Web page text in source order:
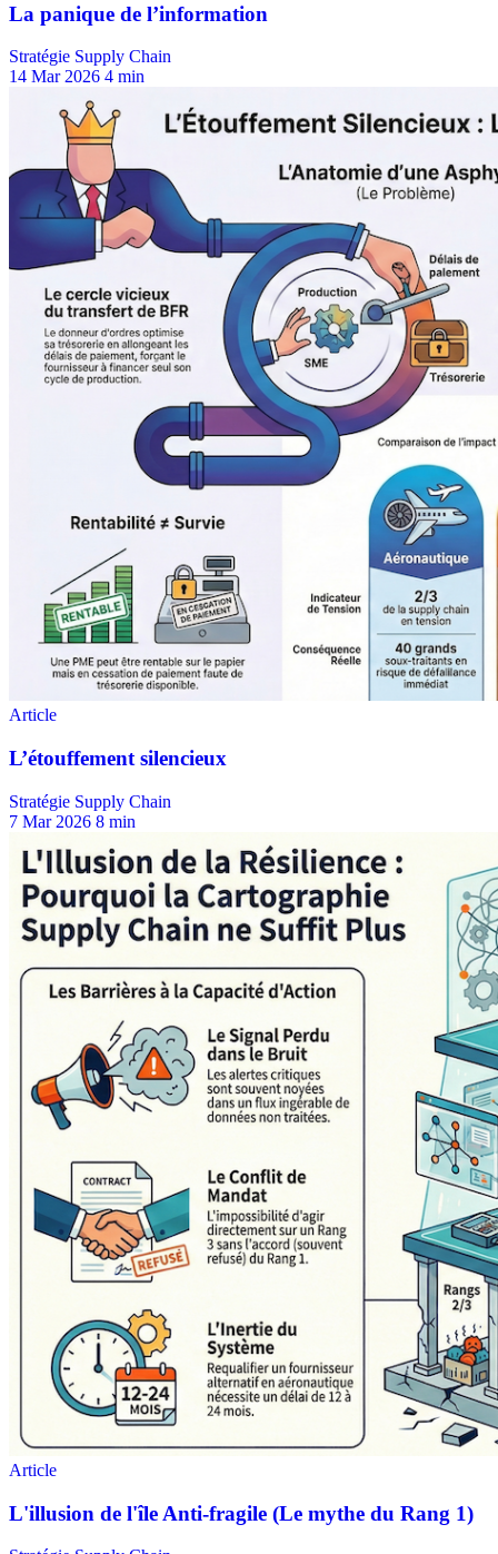
Stratégie Supply Chain
14 Mar 2026 4 min
Stratégie Supply Chain
7 Mar 2026 8 min